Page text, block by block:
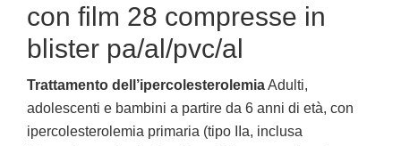
con film 28 compresse in
blister pa/al/pvc/al
Trattamento dell’ipercolesterolemiaAdulti,
adolescenti e bambini a partire da 6 anni di età, con
ipercolesterolemia primaria (tipo IIa, inclusa